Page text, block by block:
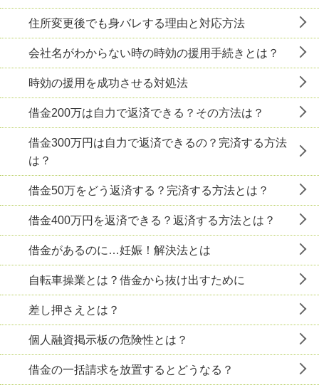
住所変更後でも身バレする理由と対応方法
会社名がわからない時の時効の援用手続きとは？
時効の援用を成功させる対処法
借金200万は自力で返済できる？その方法は？
借金300万円は自力で返済できるの？完済する方法
は？
借金50万をどう返済する？完済する方法とは？
借金400万円を返済できる？返済する方法とは？
借金があるのに…妊娠！解決法とは
自転車操業とは？借金から抜け出すために
差し押さえとは？
個人融資掲示板の危険性とは？
借金の一括請求を放置するとどうなる？